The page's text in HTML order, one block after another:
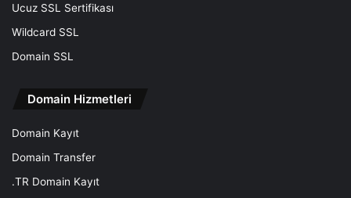
Ucuz SSL Sertifikası
Wildcard SSL
Domain SSL
Domain Hizmetleri
Domain Kayıt
Domain Transfer
.TR Domain Kayıt